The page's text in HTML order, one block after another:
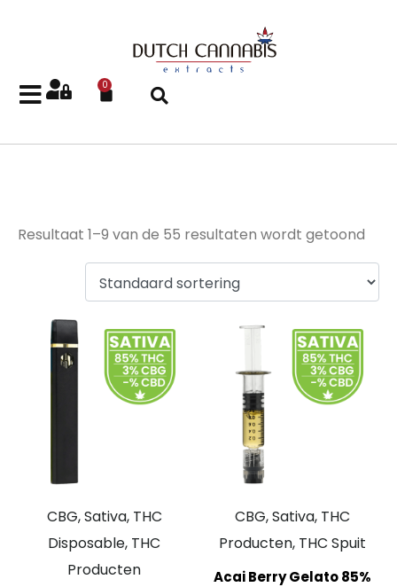
0
Resultaat 1–9 van de 55 resultaten wordt getoond
CBG, Sativa, THC
Disposable, THC
Producten
CBG, Sativa, THC
Producten, THC Spuit
Acai Berry Gelato 85%